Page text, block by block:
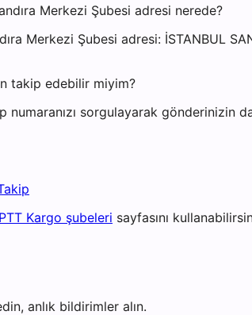
Merkezi Şubesi adresi nerede?
Merkezi Şubesi adresi: İSTANBUL
takip edebilir miyim?
sorgulayarak gönderinizin
PTT Kargo şubeleri sayfasını
anlık bildirimler alın.